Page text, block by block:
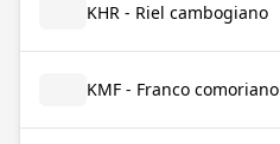
KHR - Riel cambogiano
KMF - Franco comoriano